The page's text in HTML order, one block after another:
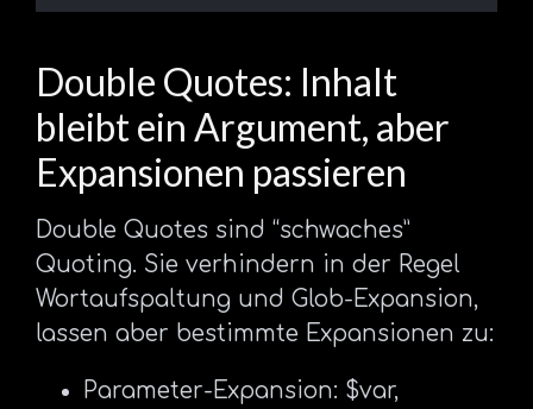
Double Quotes: Inhalt
bleibt ein Argument, aber
Expansionen passieren
Double Quotes sind “schwaches”
Quoting. Sie verhindern in der Regel
Wortaufspaltung und Glob-Expansion,
lassen aber bestimmte Expansionen zu:
Parameter-Expansion: $var,